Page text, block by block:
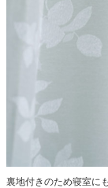
裏地付きのため寝室に